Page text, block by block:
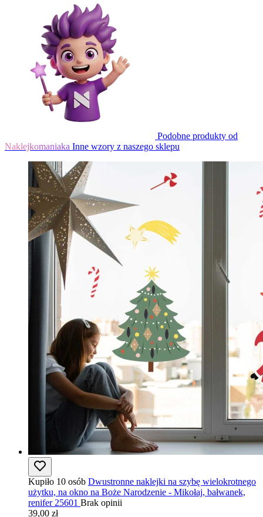
Podobne produkty od
Naklejkomaniaka Inne wzory z naszego sklepu
Kupiło 10 osób Dwustronne naklejki na szybę wielokrotnego
użytku, na okno na Boże Narodzenie - Mikołaj, bałwanek,
renifer 25601 Brak opinii
39,00 zł